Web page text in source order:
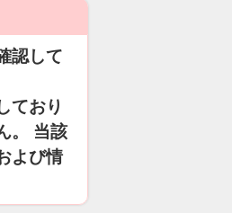
認して
ており
。 当該
よび情